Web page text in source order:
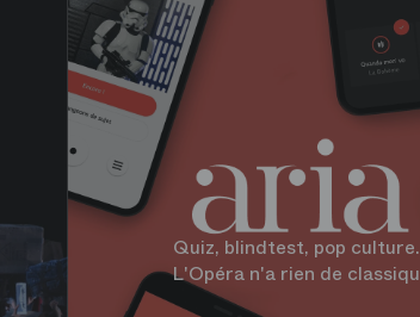
Quiz, blindtest, pop
L'Opéra n'a rien de